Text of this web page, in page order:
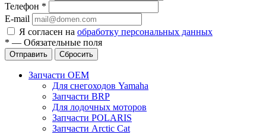
Телефон *
E-mail
Я согласен на обработку персональных данных
* — Обязательные поля
Отправить Сбросить
Запчасти OEM
Для снегоходов Yamaha
Запчасти BRP
Для лодочных моторов
Запчасти POLARIS
Запчасти Arctic Cat